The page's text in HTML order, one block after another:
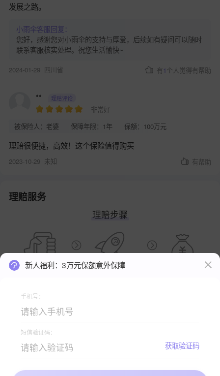
发展之路。
小雨伞客服回复：
您好，感谢您对小雨伞的支持与厚爱，后续如有疑问可以随时
联系客服核实处理。祝您生活愉快~
2024-01-29 四川省 有 1 个人觉得有帮助
** 理赔评论
非常好
被保险人：老婆
保障年限：1年 保额：100万元
理赔很便捷，高效！这个保险值得购买
2023-10-29 未知 有帮助
理赔服务
理赔步骤
关注小雨伞公众号，获取更多严选保险资讯 >>
新人福利：3万元保额意外保障
手机号：
短信验证码：
获取验证码